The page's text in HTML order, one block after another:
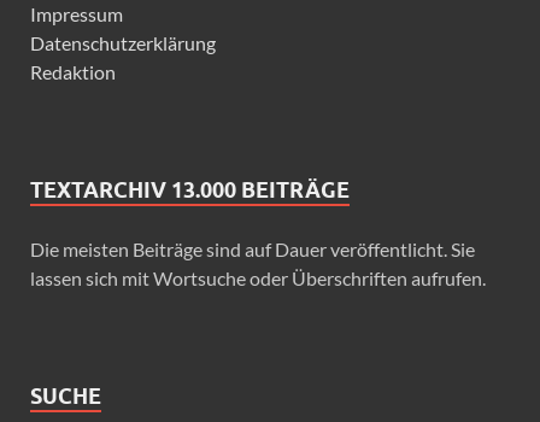
Impressum
Datenschutzerklärung
Redaktion
TEXTARCHIV 13.000 BEITRÄGE
Die meisten Beiträge sind auf Dauer veröffentlicht. Sie
lassen sich mit Wortsuche oder Überschriften aufrufen.
SUCHE